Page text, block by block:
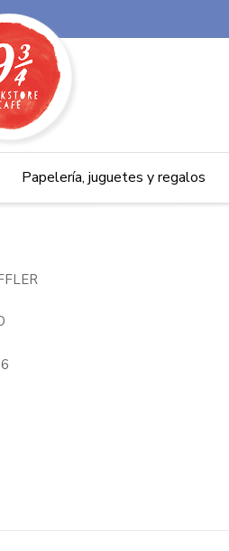
Papelería, juguetes y regalos